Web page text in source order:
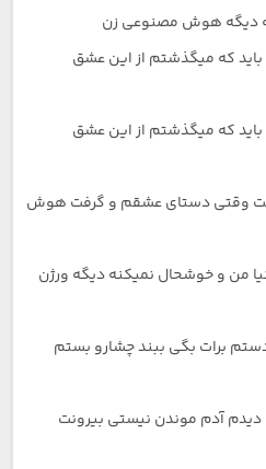
دیگه هوش مصنوعی زن
که میگذشتم از این عشق
که میگذشتم از این عشق
وقتی دستای عشقم و گرفت هوش
من و خوشحال نمیکنه دیگه ورژن
برات بگی ببند چشارو بستم
آدم موندن نیستی بیرونت